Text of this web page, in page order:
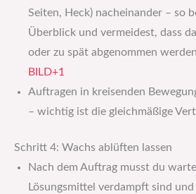
Seiten, Heck) nacheinander – so
Überblick und vermeidest, dass
oder zu spät abgenommen
BILD+1
Auftragen in kreisenden
– wichtig ist die gleichmäßige
Schritt 4: Wachs ablüften lassen
Nach dem Auftrag musst du
Lösungsmittel verdampft sind